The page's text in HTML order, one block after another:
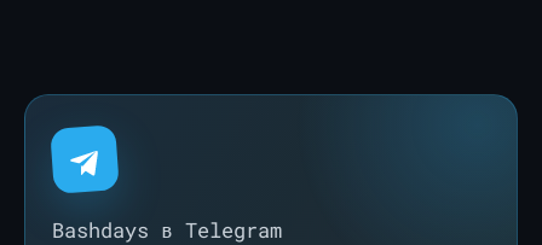
Bashdays в Telegram